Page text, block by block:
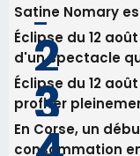
La gendarmerie
face à une
vin
Newsletter